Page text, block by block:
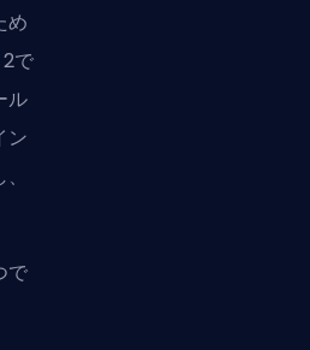
め
で
ル
ン
で